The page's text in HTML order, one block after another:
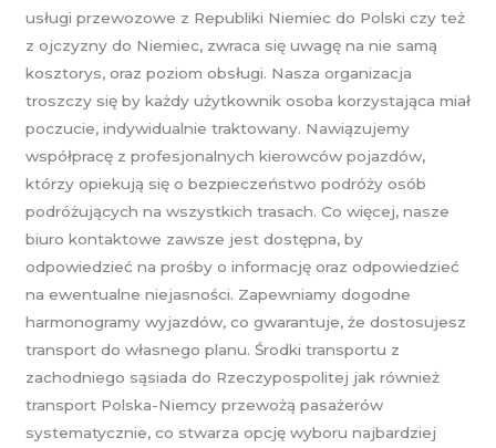
usługi przewozowe z Republiki Niemiec do Polski czy też
z ojczyzny do Niemiec, zwraca się uwagę na nie samą
kosztorys, oraz poziom obsługi. Nasza organizacja
troszczy się by każdy użytkownik osoba korzystająca miał
poczucie, indywidualnie traktowany. Nawiązujemy
współpracę z profesjonalnych kierowców pojazdów,
którzy opiekują się o bezpieczeństwo podróży osób
podróżujących na wszystkich trasach. Co więcej, nasze
biuro kontaktowe zawsze jest dostępna, by
odpowiedzieć na prośby o informację oraz odpowiedzieć
na ewentualne niejasności. Zapewniamy dogodne
harmonogramy wyjazdów, co gwarantuje, że dostosujesz
transport do własnego planu. Środki transportu z
zachodniego sąsiada do Rzeczypospolitej jak również
transport Polska-Niemcy przewożą pasażerów
systematycznie, co stwarza opcję wyboru najbardziej